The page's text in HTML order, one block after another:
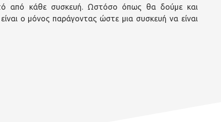
από κάθε συσκευή. Ωστόσο όπως θα δούμε και
ο μόνος παράγοντας ώστε μια συσκευή να είναι